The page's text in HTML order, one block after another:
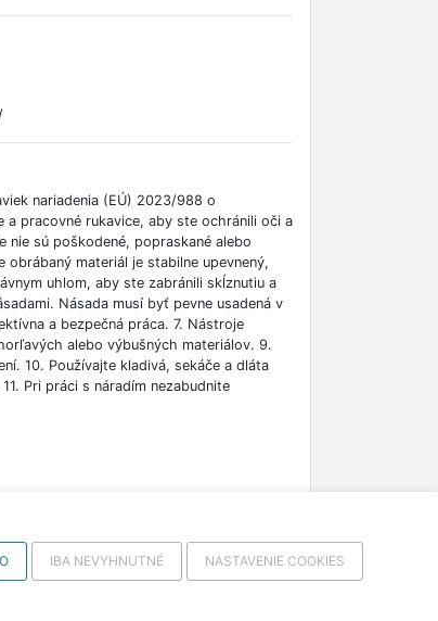
nariadenia (EÚ) 2023/988 o
a pracovné rukavice, aby ste ochránili oči a
sú poškodené, popraskané alebo
materiál je stabilne upevnený,
uhlom, aby ste zabránili skĺznutiu a
Násada musí byť pevne usadená v
a bezpečná práca. 7. Nástroje
alebo výbušných materiálov. 9.
10. Používajte kladivá, sekáče a dláta
Pri práci s náradím nezabudnite
IBA NEVYHNUTNÉ NASTAVENIE COOKIES